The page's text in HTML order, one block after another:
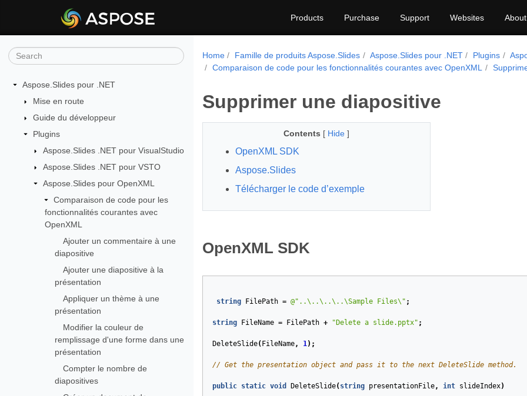
Products Purchase Support Websites About
Aspose.Slides pour .NET
Mise en route
Guide du développeur
Plugins
Aspose.Slides .NET pour VisualStudio
Aspose.Slides .NET pour VSTO
Aspose.Slides pour OpenXML
Comparaison de code pour les
fonctionnalités courantes avec
OpenXML
Ajouter un commentaire à une
diapositive
Ajouter une diapositive à la
présentation
Appliquer un thème à une
présentation
Modifier la couleur de
remplissage d'une forme dans une
présentation
Compter le nombre de
diapositives
Home Famille de produits Aspose.Slides Aspose.Slides pour .NET Plugins
Comparaison de code pour les fonctionnalités courantes avec OpenXML
Supprimer une diapositive
Contents [ Hide ]
OpenXML SDK
Aspose.Slides
Télécharger le code d’exemple
OpenXML SDK
string FilePath = @"..\..\..\..\Sample Files\" ;
string FileName = FilePath + "Delete a slide.pptx" ;
DeleteSlide( FileName, 1);
// Get the presentation object and pass it to the next DeleteSlide method.
public static void DeleteSlide( string presentationFile, int slideIndex)